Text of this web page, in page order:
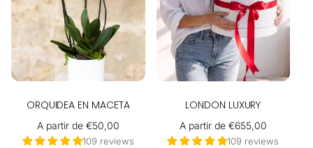
ORQUIDEA EN MACETA
Precio
habitual
A partir de €50,00
109 reviews
LONDON LUXURY
Precio
habitual
A partir de €655,00
109 reviews